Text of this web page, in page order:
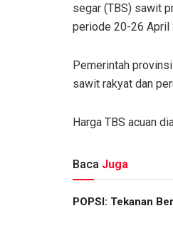
segar (TBS) sawit
periode 20-26 April
Pemerintah
sawit rakyat dan
Harga TBS acuan
Baca Juga
POPSI: Tekanan